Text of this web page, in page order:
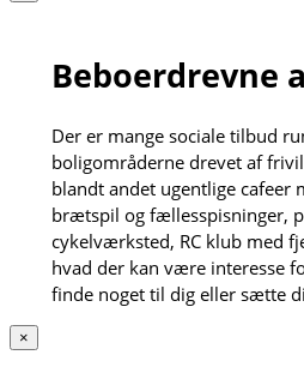
Beboerdrevne
Der er mange sociale tilbud
boligområderne drevet af
blandt andet ugentlige cafeer
brætspil og fællesspisninger,
cykelværksted, RC klub med
hvad der kan være interesse
finde noget til dig eller sætte
×